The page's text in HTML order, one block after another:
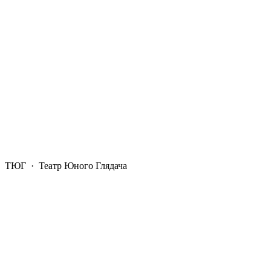
ТЮГ · Театр Юного Глядача